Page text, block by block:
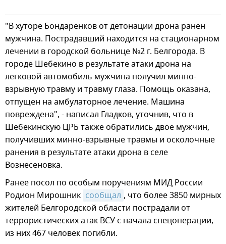
"В хуторе Бондаренков от детонации дрона ранен
мужчина. Пострадавший находится на стационарном
лечении в городской больнице №2 г. Белгорода. В
городе Шебекино в результате атаки дрона на
легковой автомобиль мужчина получил минно-
взрывную травму и травму глаза. Помощь оказана,
отпущен на амбулаторное лечение. Машина
повреждена", - написал Гладков, уточнив, что в
Шебекинскую ЦРБ также обратились двое мужчин,
получивших минно-взрывные травмы и осколочные
ранения в результате атаки дрона в селе
Вознесеновка.
Ранее посол по особым поручениям МИД России
Родион Мирошник сообщал , что более 3850 мирных
жителей Белгородской области пострадали от
террористических атак ВСУ с начала спецоперации,
из них 467 человек погибли.